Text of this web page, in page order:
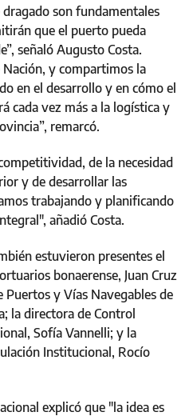
son fundamentales
que el puerto pueda
señaló Augusto Costa.
y compartimos la
en el desarrollo y en cómo el
cada vez más a la logística y
remarcó.
de la necesidad
y de desarrollar las
trabajando y planificando
añadió Costa.
estuvieron presentes el
bonaerense, Juan Cruz
Puertos y Vías Navegables de
la directora de Control
Sofía Vannelli; y la
Institucional, Rocío
explicó que "la idea es